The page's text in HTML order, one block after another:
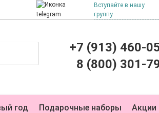
Вступайте в нашу
группу
+7 (913) 460-
8 (800) 301-
год Подарочные наборы Акции